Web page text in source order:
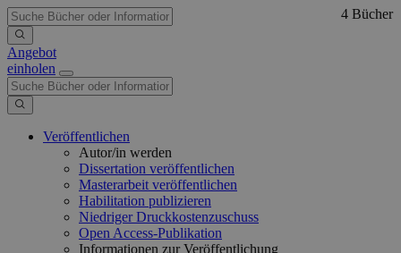
Angebot
einholen
Veröffentlichen
Autor/in werden
Dissertation veröffentlichen
Masterarbeit veröffentlichen
Habilitation publizieren
Niedriger Druckkostenzuschuss
Open Access-Publikation
Informationen zur Veröffentlichung
4 Bücher